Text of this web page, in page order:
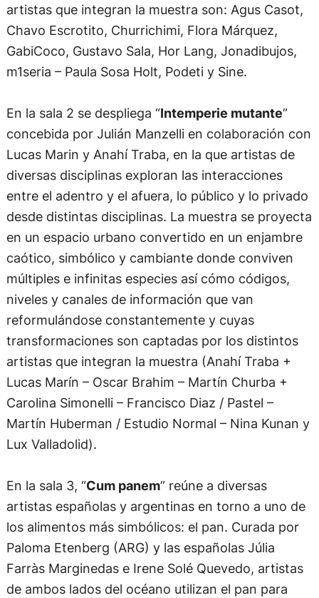
artistas que integran la muestra son: Agus Casot,
Chavo Escrotito, Churrichimi, Flora Márquez,
GabiCoco, Gustavo Sala, Hor Lang, Jonadibujos,
m1seria – Paula Sosa Holt, Podeti y Sine.
En la sala 2 se despliega “Intemperie mutante”
concebida por Julián Manzelli en colaboración con
Lucas Marin y Anahí Traba, en la que artistas de
diversas disciplinas exploran las interacciones
entre el adentro y el afuera, lo público y lo privado
desde distintas disciplinas. La muestra se proyecta
en un espacio urbano convertido en un enjambre
caótico, simbólico y cambiante donde conviven
múltiples e infinitas especies así cómo códigos,
niveles y canales de información que van
reformulándose constantemente y cuyas
transformaciones son captadas por los distintos
artistas que integran la muestra (Anahí Traba +
Lucas Marín – Oscar Brahim – Martín Churba +
Carolina Simonelli – Francisco Diaz / Pastel –
Martín Huberman / Estudio Normal – Nina Kunan y
Lux Valladolid).
En la sala 3, “Cum panem” reúne a diversas
artistas españolas y argentinas en torno a uno de
los alimentos más simbólicos: el pan. Curada por
Paloma Etenberg (ARG) y las españolas Júlia
Farràs Marginedas e Irene Solé Quevedo, artistas
de ambos lados del océano utilizan el pan para